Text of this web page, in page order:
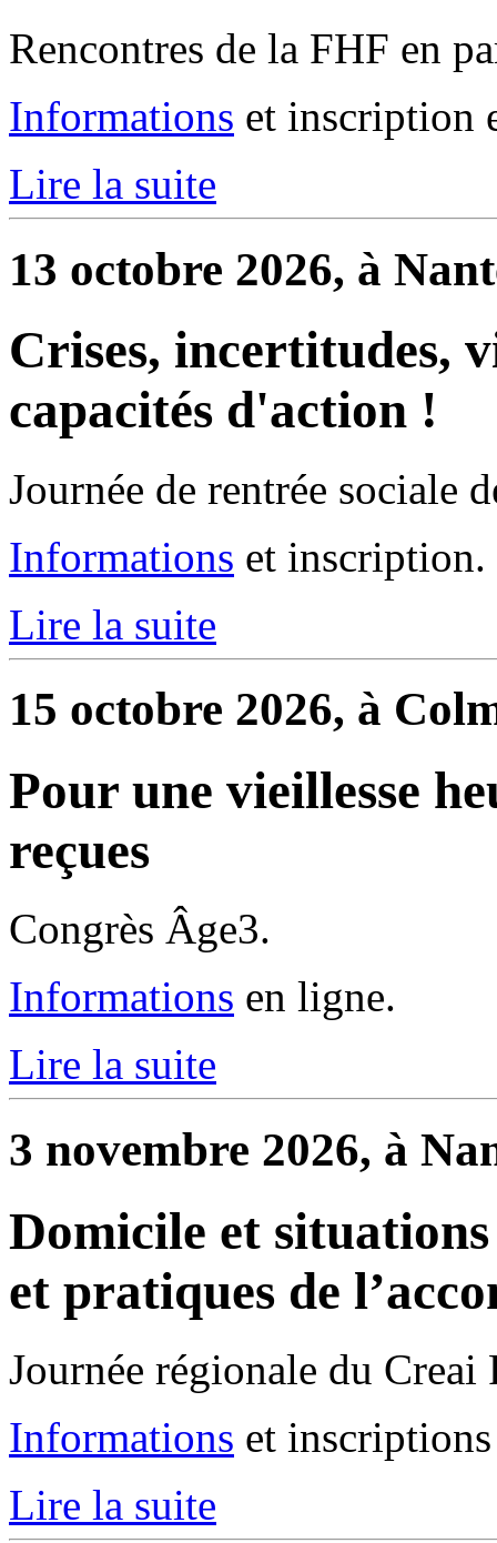
Rencontres de la FHF en
Informations et inscription
Lire la suite
13 octobre 2026, à
Crises, incertitudes,
capacités d'action !
Journée de rentrée sociale
Informations et inscription.
Lire la suite
15 octobre 2026, à
Pour une vieillesse
reçues
Congrès Âge3.
Informations en ligne.
Lire la suite
3 novembre 2026, à
Domicile et
et pratiques de
Journée régionale du Creai
Informations et
Lire la suite